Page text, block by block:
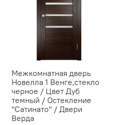
Межкомнатная дверь
Новелла 1 Венге,стекло
черное / Цвет Дуб
темный / Остекление
"Сатинато" / Двери
Верда